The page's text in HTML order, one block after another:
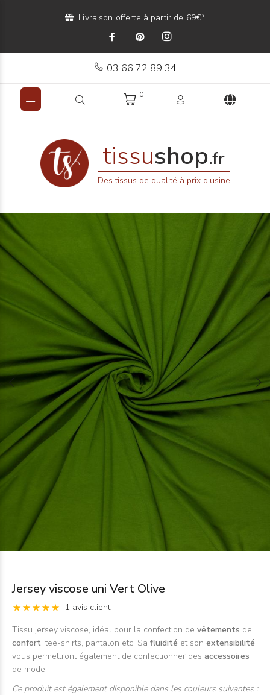
Livraison offerte à partir de 69€*
03 66 72 89 34
0
tissushop.fr
Des tissus de qualité à prix d'usine
Jersey viscose uni Vert Olive
1 avis client
Tissu jersey viscose, idéal pour la confection de vêtements de
confort, tee-shirts, pantalon etc. Sa fluidité et son extensibilité
vous permettront également de confectionner des accessoires
de mode.
Ce produit est également disponible dans les couleurs suivantes :